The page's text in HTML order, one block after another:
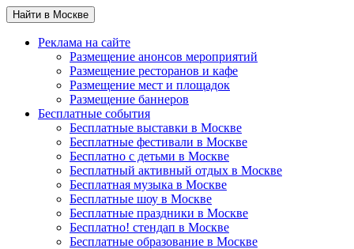
Найти в Москве
Реклама на сайте
Размещение анонсов мероприятий
Размещение ресторанов и кафе
Размещение мест и площадок
Размещение баннеров
Бесплатные события
Бесплатные выставки в Москве
Бесплатные фестивали в Москве
Бесплатно с детьми в Москве
Бесплатный активный отдых в Москве
Бесплатная музыка в Москве
Бесплатные шоу в Москве
Бесплатные праздники в Москве
Бесплатно! стендап в Москве
Бесплатные образование в Москве